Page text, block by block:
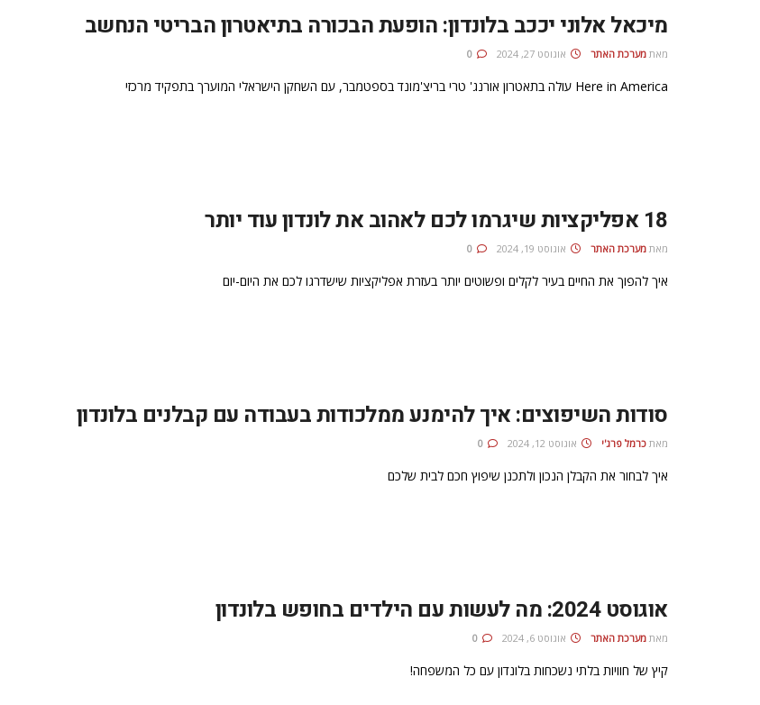
מיכאל אלוני יככב בלונדון: הופעת הבכורה בתיאטרון הבריטי הנחשב
מאת מערכת האתר אוגוסט 27, 2024
Here in America עולה בתאטרון אורנג' טרי בריצ'מונד בספטמבר, עם השחקן הישראלי המוערך בתפקיד מרכזי
18 אפליקציות שיגרמו לכם לאהוב את לונדון עוד יותר
מאת מערכת האתר אוגוסט 19, 2024
איך להפוך את החיים בעיר לקלים ופשוטים יותר בעזרת אפליקציות שישדרגו לכם את היום-יום
סודות השיפוצים: איך להימנע ממלכודות בעבודה עם קבלנים בלונדון
מאת כרמל פרג'י אוגוסט 12, 2024
איך לבחור את הקבלן הנכון ולתכנן שיפוץ חכם לבית שלכם
אוגוסט 2024: מה לעשות עם הילדים בחופש בלונדון
מאת מערכת האתר אוגוסט 6, 2024
קיץ של חוויות בלתי נשכחות בלונדון עם כל המשפחה!